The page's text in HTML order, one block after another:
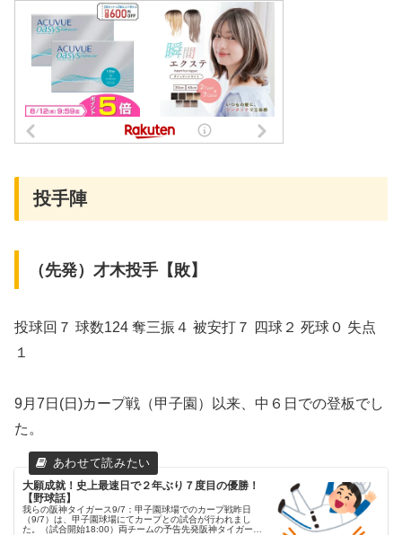
投手陣
（先発）才木投手【敗】
投球回７ 球数124 奪三振４ 被安打７ 四球２ 死球０ 失点
１
9月7日(日)カープ戦（甲子園）以来、中６日での登板でし
た。
大願成就！史上最速日で２年ぶり７度目の優勝！
【野球話】
我らの阪神タイガース9/7：甲子園球場でのカープ戦昨日
（9/7）は、甲子園球場にてカープとの試合が行われまし
た。（試合開始18:00）両チームの予告先発阪神タイガース